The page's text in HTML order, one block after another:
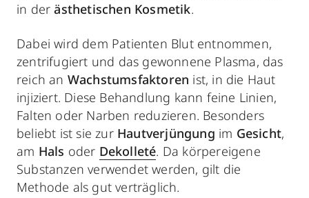
in derästhetischen Kosmetik.
Dabei wird dem Patienten Blut entnommen,
zentrifugiert und das gewonnene Plasma, das
reich an Wachstumsfaktoren ist, in die Haut
injiziert. Diese Behandlung kann feine Linien,
Falten oder Narben reduzieren. Besonders
beliebt ist sie zur Hautverjüngung im Gesicht,
am Hals oder Dekolleté. Da körpereigene
Substanzen verwendet werden, gilt die
Methode als gut verträglich.